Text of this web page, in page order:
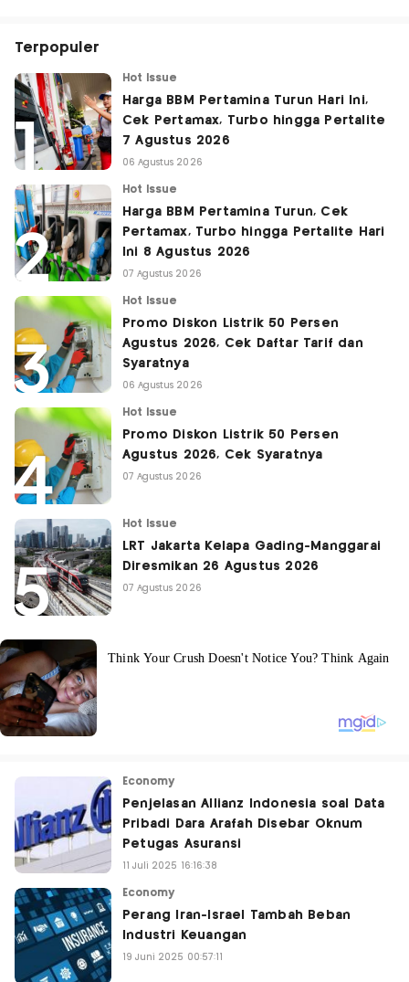
Terpopuler
Hot Issue
Harga BBM Pertamina Turun Hari Ini,
Cek Pertamax, Turbo hingga Pertalite
7 Agustus 2026
06 Agustus 2026
Hot Issue
Harga BBM Pertamina Turun, Cek
Pertamax, Turbo hingga Pertalite Hari
Ini 8 Agustus 2026
07 Agustus 2026
Hot Issue
Promo Diskon Listrik 50 Persen
Agustus 2026, Cek Daftar Tarif dan
Syaratnya
06 Agustus 2026
Hot Issue
Promo Diskon Listrik 50 Persen
Agustus 2026, Cek Syaratnya
07 Agustus 2026
Hot Issue
LRT Jakarta Kelapa Gading-Manggarai
Diresmikan 26 Agustus 2026
07 Agustus 2026
Economy
Penjelasan Allianz Indonesia soal Data
Pribadi Dara Arafah Disebar Oknum
Petugas Asuransi
11 Juli 2025 16:16:38
Economy
Perang Iran-Israel Tambah Beban
Industri Keuangan
19 Juni 2025 00:57:11